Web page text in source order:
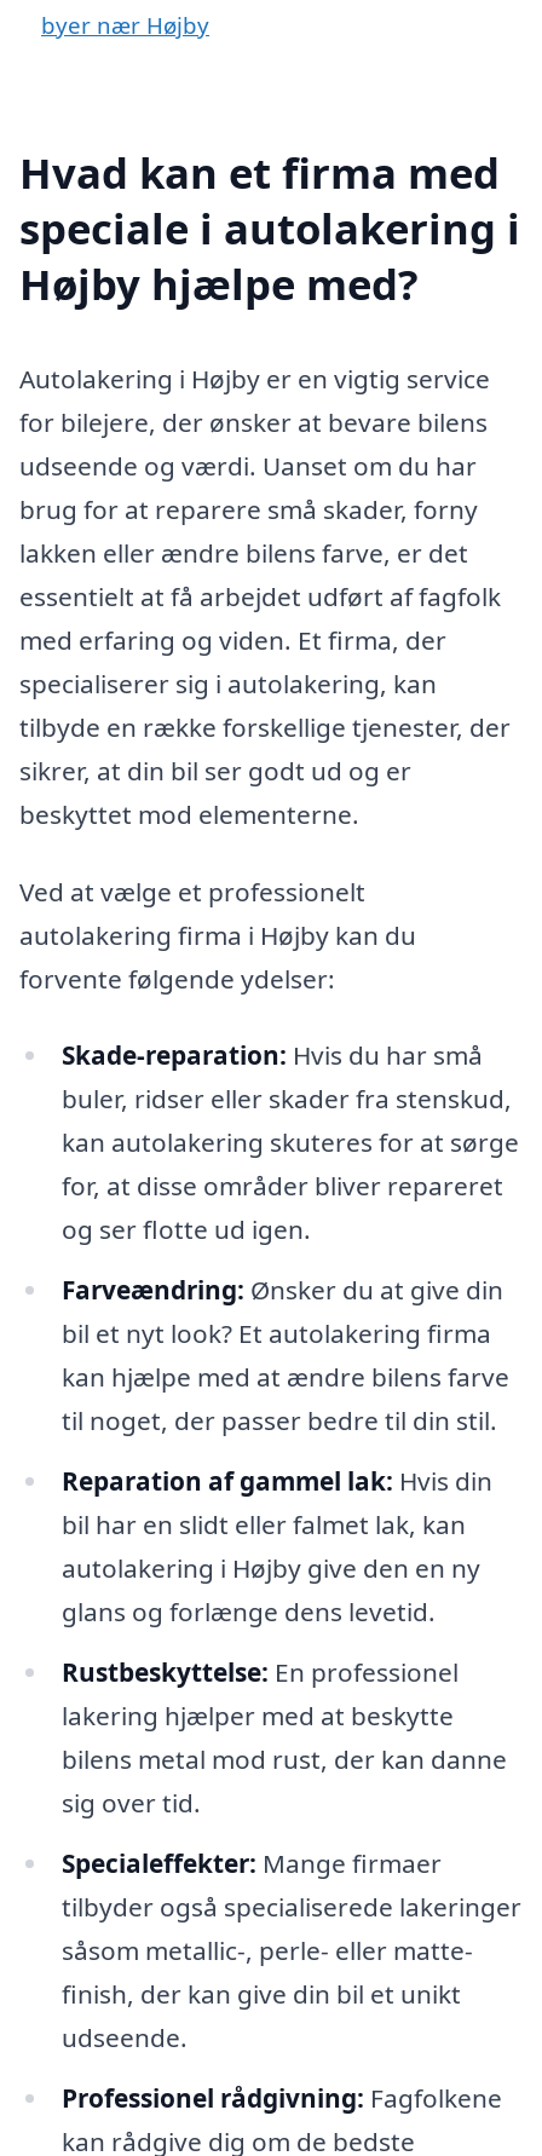
byer nær Højby
Hvad kan et firma med
speciale i autolakering i
Højby hjælpe med?
Autolakering i Højby er en vigtig service
for bilejere, der ønsker at bevare bilens
udseende og værdi. Uanset om du har
brug for at reparere små skader, forny
lakken eller ændre bilens farve, er det
essentielt at få arbejdet udført af fagfolk
med erfaring og viden. Et firma, der
specialiserer sig i autolakering, kan
tilbyde en række forskellige tjenester, der
sikrer, at din bil ser godt ud og er
beskyttet mod elementerne.
Ved at vælge et professionelt
autolakering firma i Højby kan du
forvente følgende ydelser:
Skade-reparation: Hvis du har små
buler, ridser eller skader fra stenskud,
kan autolakering skuteres for at sørge
for, at disse områder bliver repareret
og ser flotte ud igen.
Farveændring: Ønsker du at give din
bil et nyt look? Et autolakering firma
kan hjælpe med at ændre bilens farve
til noget, der passer bedre til din stil.
Reparation af gammel lak: Hvis din
bil har en slidt eller falmet lak, kan
autolakering i Højby give den en ny
glans og forlænge dens levetid.
Rustbeskyttelse: En professionel
lakering hjælper med at beskytte
bilens metal mod rust, der kan danne
sig over tid.
Specialeffekter: Mange firmaer
tilbyder også specialiserede lakeringer
såsom metallic-, perle- eller matte-
finish, der kan give din bil et unikt
udseende.
Professionel rådgivning: Fagfolkene
kan rådgive dig om de bedste